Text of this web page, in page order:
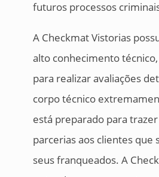
futuros processos
A Checkmat Vistorias
alto conhecimento
para realizar avaliações
corpo técnico
está preparado para
parcerias aos clientes que
seus franqueados. A